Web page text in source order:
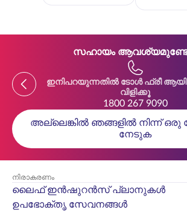
സഹായം
Previousഇനിപറയുന്നതിൽ ടോൾ ഫ്രീ
വിളിക്കൂ
1800 267 9090
അല്ലെങ്കിൽ ഞങ്ങളിൽ നിന്ന്
നേടുക
നിരാകരണം
ലൈഫ് ഇൻഷുറൻസ് പ്ലാനുകൾ
ഉപഭോക്തൃ സേവനങ്ങൾ